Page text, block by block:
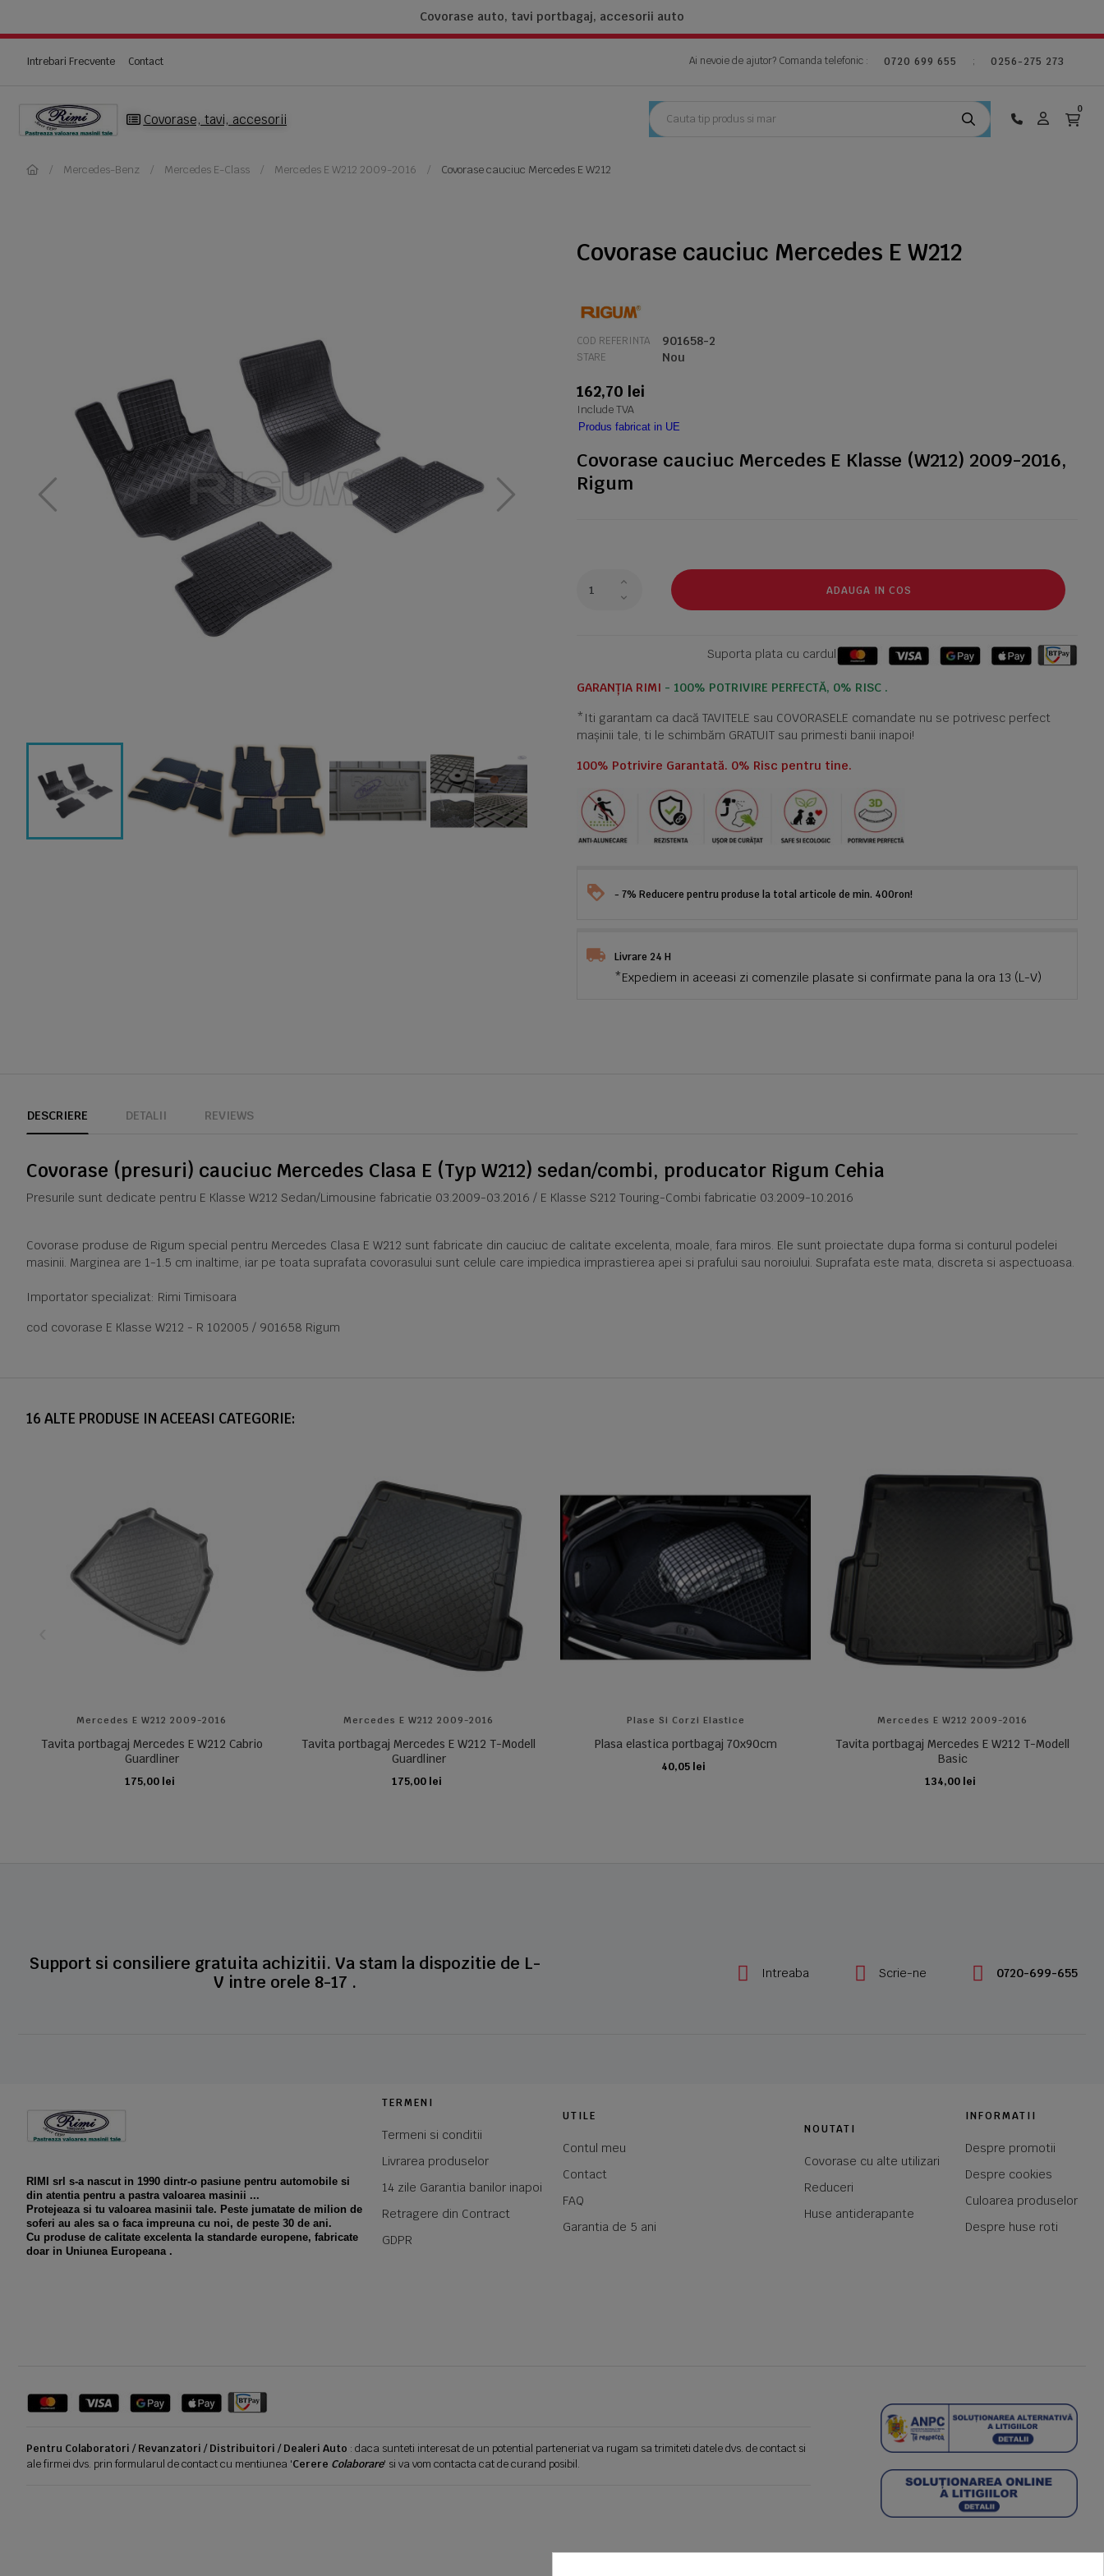
Covorase auto, tavi portbagaj, accesorii auto
Intrebari Frecvente Contact Ai nevoie de ajutor? Comanda telefonic : 0720 699 655 ; 0256-275 273
Covorase, tavi, accesorii
0
Mercedes-Benz Mercedes E-Class Mercedes E W212 2009-2016 Covorase cauciuc Mercedes E W212
Covorase cauciuc Mercedes E W212
COD REFERINTA 901658-2
STARE Nou
162,70 lei
Include TVA
Produs fabricat in UE
Covorase cauciuc Mercedes E Klasse (W212) 2009-2016,
Rigum
ADAUGA IN COS
Suporta plata cu cardul
GARANȚIA RIMI - 100% POTRIVIRE PERFECTĂ, 0% RISC .
*Iti garantam ca dacă TAVITELE sau COVORASELE comandate nu se potrivesc perfect
mașinii tale, ti le schimbăm GRATUIT sau primesti banii inapoi!
100% Potrivire Garantată. 0% Risc pentru tine.
- 7% Reducere pentru produse la total articole de min. 400ron!
Livrare 24 H
*Expediem in aceeasi zi comenzile plasate si confirmate pana la ora 13 (L-V)
DESCRIERE DETALII REVIEWS
Covorase (presuri) cauciuc Mercedes Clasa E (Typ W212) sedan/combi, producator Rigum Cehia
Presurile sunt dedicate pentru E Klasse W212 Sedan/Limousine fabricatie 03.2009-03.2016 / E Klasse S212 Touring-Combi fabricatie 03.2009-10.2016
Covorase produse de Rigum special pentru Mercedes Clasa E W212 sunt fabricate din cauciuc de calitate excelenta, moale, fara miros. Ele sunt proiectate dupa forma si conturul podelei
masinii. Marginea are 1-1.5 cm inaltime, iar pe toata suprafata covorasului sunt celule care impiedica imprastierea apei si prafului sau noroiului. Suprafata este mata, discreta si aspectuoasa.
Importator specializat: Rimi Timisoara
cod covorase E Klasse W212 - R 102005 / 901658 Rigum
16 ALTE PRODUSE IN ACEEASI CATEGORIE:
Mercedes E W212 2009-2016
Tavita portbagaj Mercedes E W212 Cabrio
Guardliner
175,00 lei
ADAUGA IN COS
Mercedes E W212 2009-2016
Tavita portbagaj Mercedes E W212 T-Modell
Guardliner
175,00 lei
ADAUGA IN COS
Plase Si Corzi Elastice
Plasa elastica portbagaj 70x90cm
40,05 lei
ADAUGA IN COS
Mercedes E W212 2009-2016
Tavita portbagaj Mercedes E W212 T-Modell
Basic
134,00 lei
ADAUGA IN COS
Support si consiliere gratuita achizitii. Va stam la dispozitie de L-
V intre orele 8-17 .
Intreaba Scrie-ne 0720-699-655
RIMI srl s-a nascut in 1990 dintr-o pasiune pentru automobile si
din atentia pentru a pastra valoarea masinii ...
Protejeaza si tu valoarea masinii tale. Peste jumatate de milion de
soferi au ales sa o faca impreuna cu noi, de peste 30 de ani.
Cu produse de calitate excelenta la standarde europene, fabricate
doar in Uniunea Europeana .
TERMENI
Termeni si conditii
Livrarea produselor
14 zile Garantia banilor inapoi
Retragere din Contract
GDPR
UTILE
Contul meu
Contact
FAQ
Garantia de 5 ani
NOUTATI
Covorase cu alte utilizari
Reduceri
Huse antiderapante
INFORMATII
Despre promotii
Despre cookies
Culoarea produselor
Despre huse roti
Pentru Colaboratori / Revanzatori / Distribuitori / Dealeri Auto : daca sunteti interesat de un potential parteneriat va rugam sa trimiteti datele dvs. de contact si
ale firmei dvs. prin formularul de contact cu mentiunea 'Cerere Colaborare' si va vom contacta cat de curand posibil.